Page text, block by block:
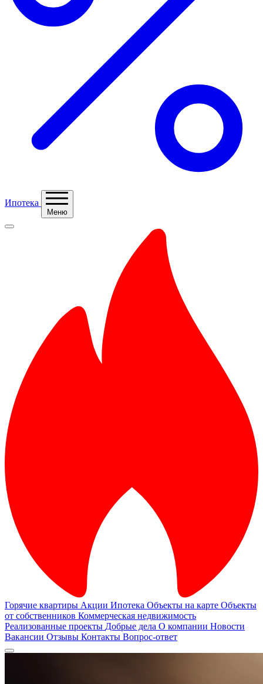
Ипотека
Меню
Горячие квартиры Акции Ипотека Объекты на карте Объекты
от собственников Коммерческая недвижимость
Реализованные проекты Добрые дела О компании Новости
Вакансии Отзывы Контакты Вопрос-ответ